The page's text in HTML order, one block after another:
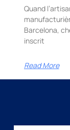
Quand
Barcelona,
inscrit
Read More